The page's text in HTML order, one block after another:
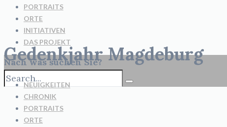
PORTRAITS
ORTE
INITIATIVEN
DAS PROJEKT
Nach was suchen Sie?
Gedenkjahr Magdeburg
NEUIGKEITEN
CHRONIK
PORTRAITS
ORTE